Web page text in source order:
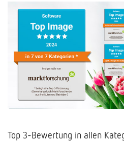
Top 3-Bewertung in allen